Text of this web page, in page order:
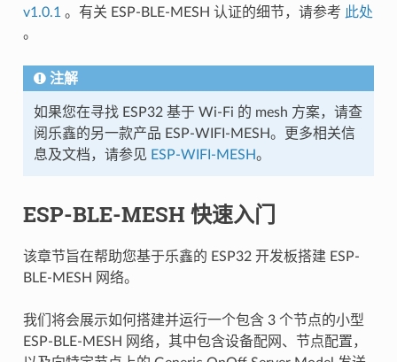
v1.0.1 。有关 ESP-BLE-MESH 认证的细节，请参考 此处
。
注解
如果您在寻找 ESP32 基于 Wi-Fi 的 mesh 方案，请查
阅乐鑫的另一款产品 ESP-WIFI-MESH。更多相关信
息及文档，请参见 ESP-WIFI-MESH。
ESP-BLE-MESH 快速入门
该章节旨在帮助您基于乐鑫的 ESP32 开发板搭建 ESP-
BLE-MESH 网络。
我们将会展示如何搭建并运行一个包含 3 个节点的小型
ESP-BLE-MESH 网络，其中包含设备配网、节点配置，